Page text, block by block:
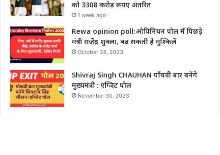
को 3308 करोड़ रूपए अंतरित
1 week ago
Rewa opinion poll:ओपिनियन पोल में पिछड़े
मंत्री राजेंद्र शुक्ला, बढ़ सकती है मुश्किलें
October 28, 2023
Shivraj Singh CHAUHAN पाँचवी बार बनेंगे
मुख्यमंत्री : एग्जिट पोल
November 30, 2023